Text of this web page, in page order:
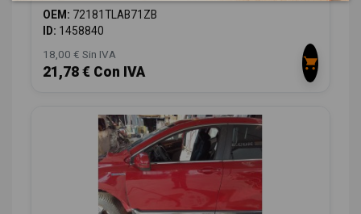
OEM: 72181TLAB71ZB
ID: 1458840
18,00 € Sin IVA
21,78 € Con IVA